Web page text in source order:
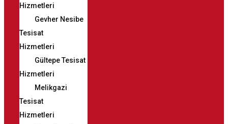
Hizmetleri
Gevher Nesibe
Tesisat
Hizmetleri
Gültepe Tesisat
Hizmetleri
Melikgazi
Tesisat
Hizmetleri